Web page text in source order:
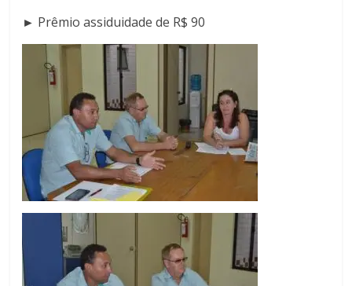
► Prêmio assiduidade de R$ 90